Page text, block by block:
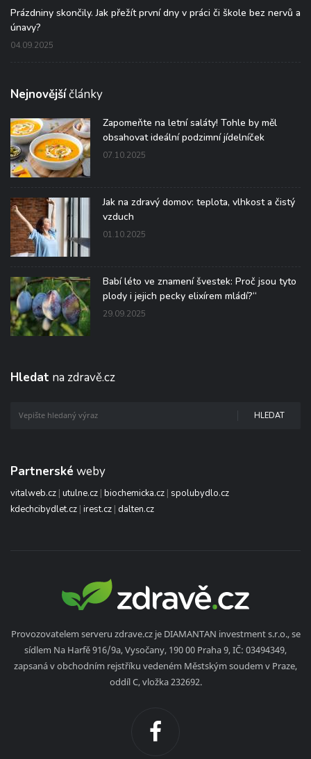
Prázdniny skončily. Jak přežít první dny v práci či škole bez nervů a
únavy?
04.09.2025
Nejnovějšíčlánky
Zapomeňte na letní saláty! Tohle by měl
obsahovat ideální podzimní jídelníček
07.10.2025
Jak na zdravý domov: teplota, vlhkost a čistý
vzduch
01.10.2025
Babí léto ve znamení švestek: Proč jsou tyto
plody i jejich pecky elixírem mládí?“
29.09.2025
Hledat na zdravě.cz
HLEDAT
Partnerské weby
vitalweb.cz | utulne.cz | biochemicka.cz | spolubydlo.cz
kdechcibydlet.cz | irest.cz | dalten.cz
Provozovatelem serveru zdrave.cz je DIAMANTAN investment s.r.o., se
sídlem Na Harfě 916/9a, Vysočany, 190 00 Praha 9, IČ: 03494349,
zapsaná v obchodním rejstříku vedeném Městským soudem v Praze,
oddíl C, vložka 232692.